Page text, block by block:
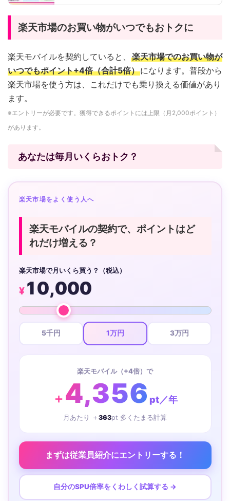
楽天市場のお買い物がいつでもおトクに
楽天モバイルを契約していると、 楽天市場でのお買い物が
いつでもポイント+4倍（合計5倍）になります。普段から
楽天市場を使う方は、これだけでも乗り換える価値があり
ます。
※エントリーが必要です。獲得できるポイントには上限（月2,000ポイント）
があります。
あなたは毎月いくらおトク？
楽天市場をよく使う人へ
楽天モバイルの契約で、ポイントはど
れだけ増える？
楽天市場で月いくら買う？（税込）
¥10,000
5千円 1万円 3万円
楽天モバイル（+4倍）で
＋ 4,356 pt／年
月あたり ＋ 363pt 多くたまる計算
まずは従業員紹介にエントリーする！
自分のSPU倍率をくわしく試算する →